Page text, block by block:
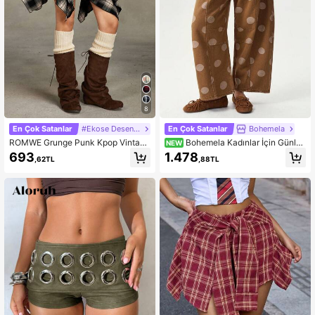
8
En Çok Satanlar #Ekose Desenler
ROMWE Grunge Punk Kpop Vintage
Yıpranmış Ekose Sarma Asimetrik K
atmanlı Etek
693 ,62TL
En Çok Satanlar Bohemela
NEW Bohemela Kadınlar İçin Günlük
Dokuma Puantiyeli Harem Pantolon
1.478 ,88TL